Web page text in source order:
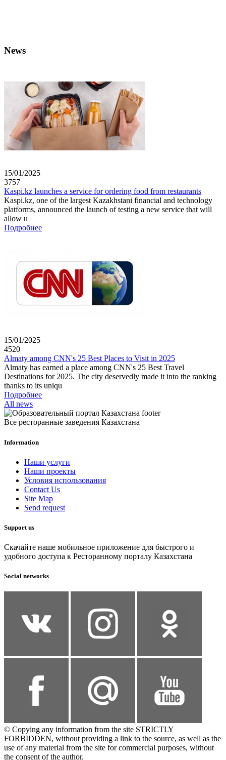
News
15/01/2025
3757
Kaspi.kz launches a service for ordering food from restaurants
Kaspi.kz, one of the largest Kazakhstani financial and technology
platforms, announced the launch of testing a new service that will
allow u
Подробнее
15/01/2025
4520
Almaty among CNN's 25 Best Places to Visit in 2025
Almaty has earned a place among CNN's 25 Best Travel
Destinations for 2025. The city deservedly made it into the ranking
thanks to its uniqu
Подробнее
All news
Все ресторанные заведения Казахстана
Information
Наши услуги
Наши проекты
Условия использования
Contact Us
Site Map
Send request
Support us
Скачайте наше мобильное приложение для быстрого и
удобного доступа к Ресторанному порталу Казахстана
Social networks
© Copying any information from the site STRICTLY
FORBIDDEN, without providing a link to the source, as well as the
use of any material from the site for commercial purposes, without
the consent of the author.